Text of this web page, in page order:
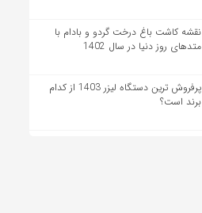
نقشه کاشت باغ درخت گردو و بادام با
متدهای روز دنیا در سال 1402
پرفروش ترین دستگاه لیزر 1403 از کدام
برند است؟